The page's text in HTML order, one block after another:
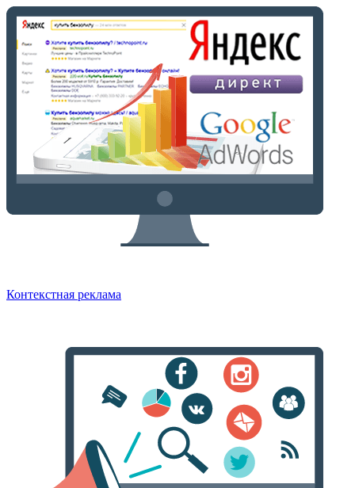
Контекстная реклама